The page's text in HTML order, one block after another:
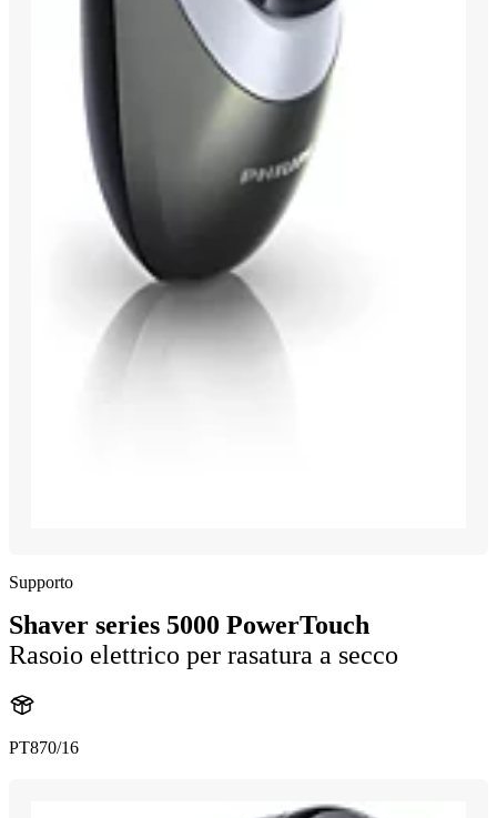
Supporto
Shaver series 5000 PowerTouch
Rasoio elettrico per rasatura a secco
PT870/16